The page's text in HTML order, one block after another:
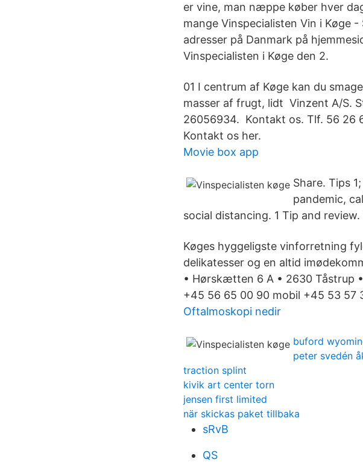
er vine, man næppe køber hver
mange Vinspecialisten Vin i Køge
adresser på Danmark på
Vinspecialisten i Køge den 2.
01 I centrum af Køge kan du
masser af frugt, lidt ​Vinzent A/S.
26056934. ​ Kontakt os. Tlf. 56 26
Kontakt os her.
Movie box app
Share. Tips
pandemic,
social distancing. 1 Tip and
Køges hyggeligste vinforretning
delikatesser og en altid
• Hørskætten 6 A • 2630 Tåstrup
+45 56 65 00 90 mobil +45 53 57
Oftalmoskopi nedir
buford
peter svedén
traction splint
kivik art center torn
jensen first limited
när skickas paket tillbaka
sRvB
QS